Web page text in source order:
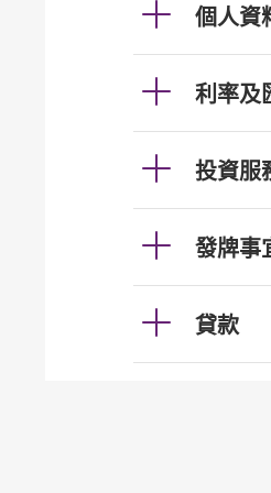
個人資
利率及
投資服
發牌事
貸款